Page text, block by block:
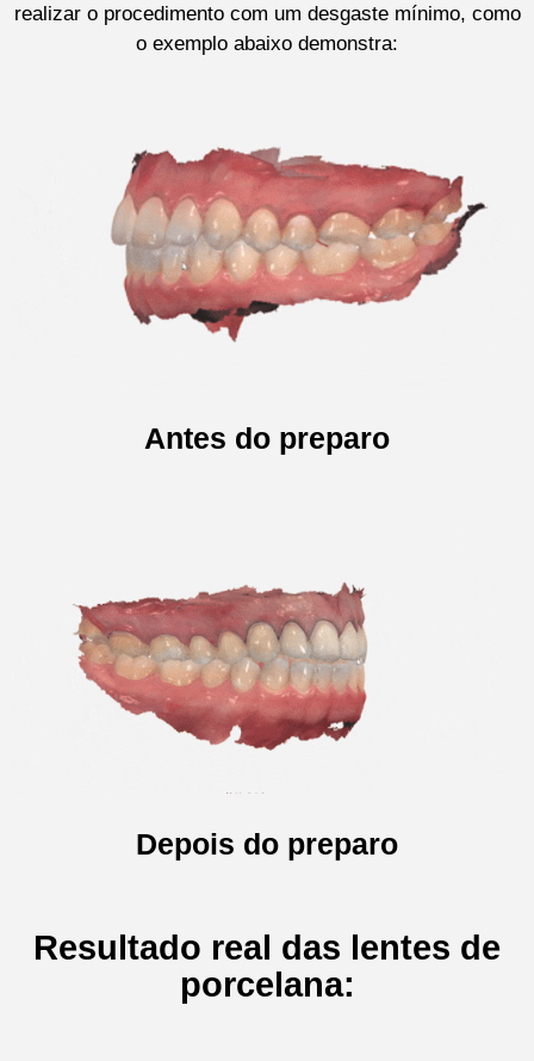
realizar o procedimento com um desgaste mínimo, como
o exemplo abaixo demonstra:
Antes do preparo
Depois do preparo
Resultado real das lentes de
porcelana: